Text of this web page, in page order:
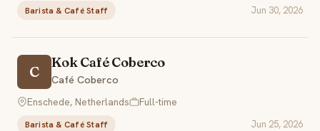
Barista & Café Staff Jun 30, 2026
C
Kok Café Coberco
Café Coberco
Enschede, Netherlands
Full-time
Barista & Café Staff Jun 25, 2026